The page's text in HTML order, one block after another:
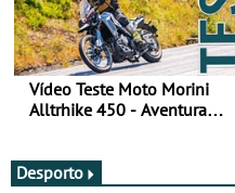
Vídeo Teste Moto Morini
Alltrhike 450 - Aventura
Desporto